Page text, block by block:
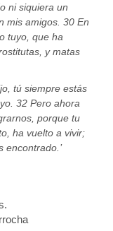
ni siquiera un
mis amigos. 30 En
tuyo, que ha
y matas
tú siempre estás
32 Pero ahora
porque tu
ha vuelto a vivir;
encontrado.’